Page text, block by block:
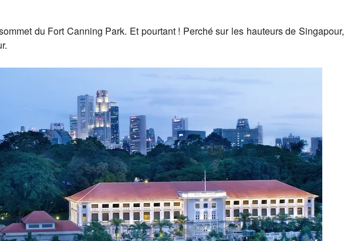
du Fort Canning Park. Et pourtant ! Perché sur les hauteurs de